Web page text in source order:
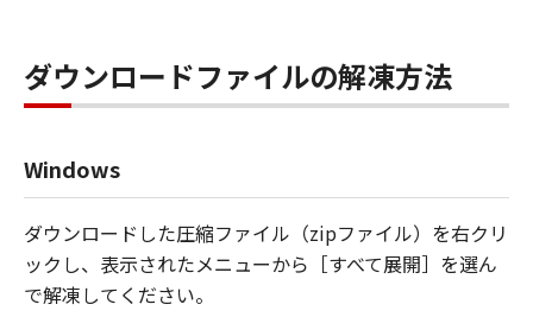
ダウンロードファイルの解凍方法
Windows
ダウンロードした圧縮ファイル（zipファイル）を右クリ
ックし、表示されたメニューから［すべて展開］を選ん
で解凍してください。